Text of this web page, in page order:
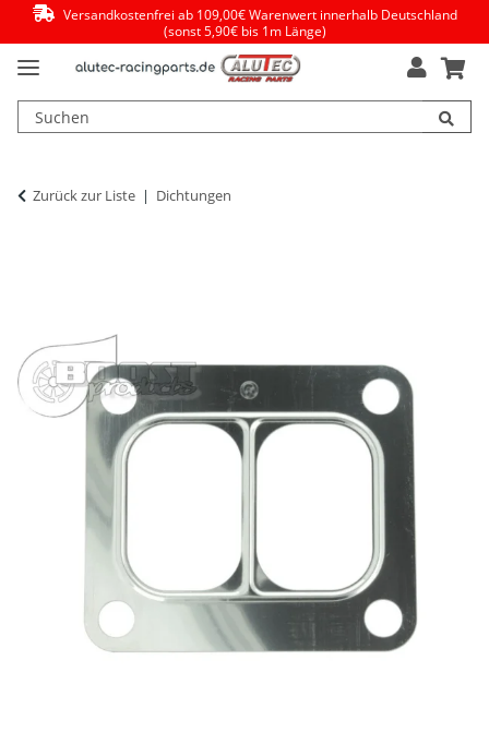
Versandkostenfrei ab 109,00€ Warenwert innerhalb Deutschland
(sonst 5,90€ bis 1m Länge)
Zurück zur Liste Dichtungen